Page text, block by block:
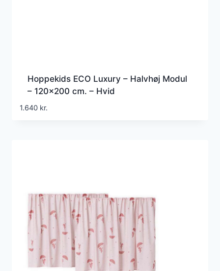
Hoppekids ECO Luxury – Halvhøj Modul
– 120×200 cm. – Hvid
1.640 kr.